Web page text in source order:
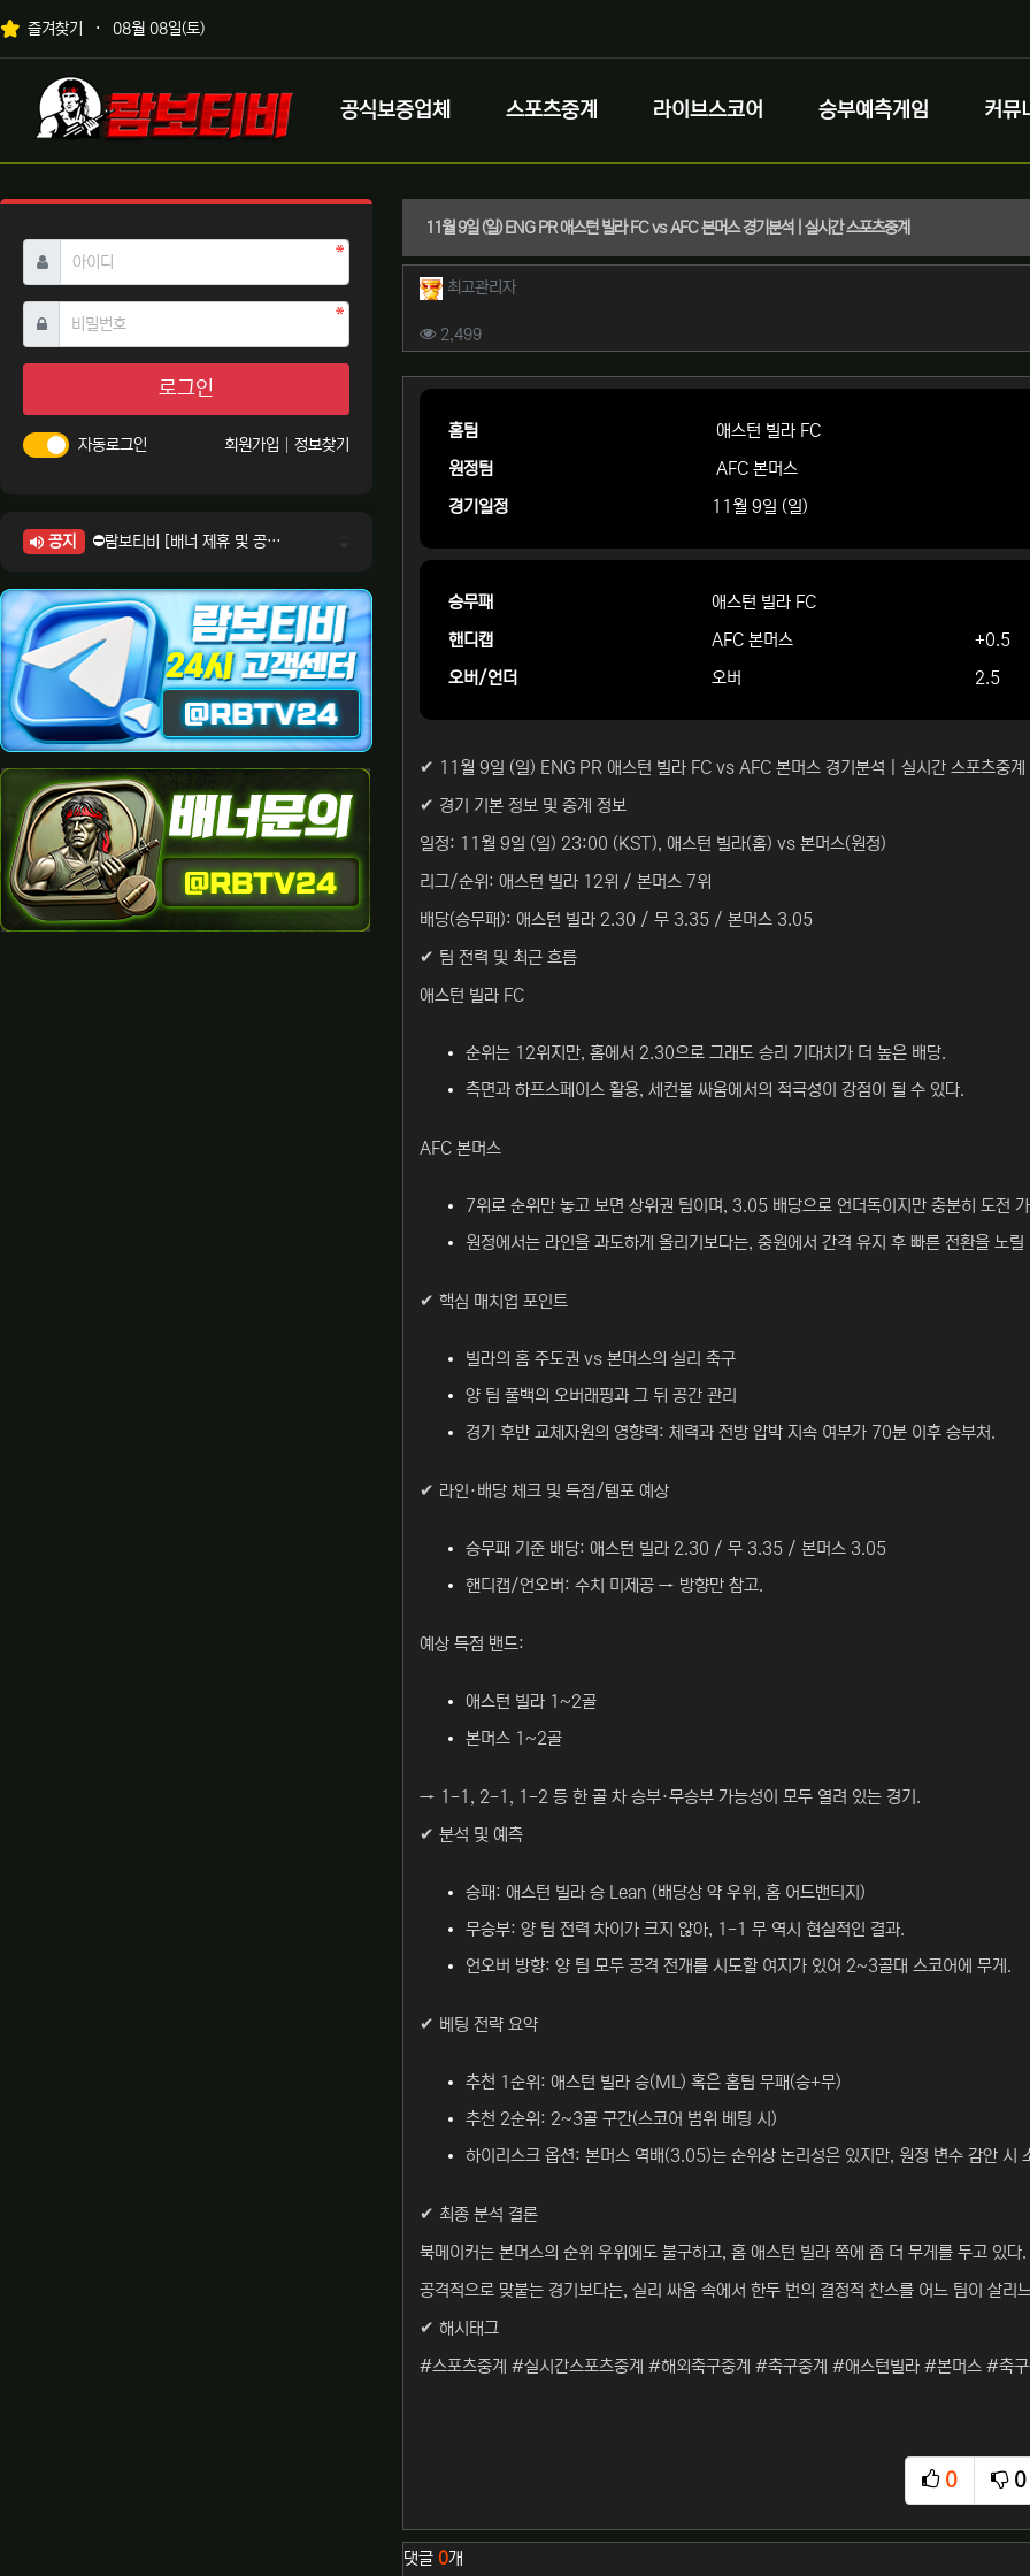
상단 네비
즐겨찾기 08월 08일(토)
메인 메뉴
로고
공식보증업체 스포츠중계 라이브스코어 승부예측게임 커뮤
11월 9일 (일) ENG PR 애스턴 빌라 FC vs AFC 본머스 경기분석 | 실시간 스포츠중계
작성자 정보
최고관리자작성
컨텐츠 정보
2,499조회
본문
홈팀
애스턴 빌라 FC
원정팀
AFC 본머스
경기일정
11월 9일 (일)
승무패 애스턴 빌라 FC
핸디캡
AFC 본머스 +0.5
오버/언더
오버 2.5
✔ 11월 9일 (일) ENG PR 애스턴 빌라 FC vs AFC 본머스 경기분석 | 실시간 스포츠중계
✔ 경기 기본 정보 및 중계 정보
일정: 11월 9일 (일) 23:00 (KST), 애스턴 빌라(홈) vs 본머스(원정)
리그/순위: 애스턴 빌라 12위 / 본머스 7위
배당(승무패): 애스턴 빌라 2.30 / 무 3.35 / 본머스 3.05
✔ 팀 전력 및 최근 흐름
애스턴 빌라 FC
순위는 12위지만, 홈에서 2.30으로 그래도 승리 기대치가 더 높은 배당.
측면과 하프스페이스 활용, 세컨볼 싸움에서의 적극성이 강점이 될 수 있다.
AFC 본머스
7위로 순위만 놓고 보면 상위권 팀이며, 3.05 배당으로 언더독이지만 충분히 도전
원정에서는 라인을 과도하게 올리기보다는, 중원에서 간격 유지 후 빠른 전환을 노릴
✔ 핵심 매치업 포인트
빌라의 홈 주도권 vs 본머스의 실리 축구
양 팀 풀백의 오버래핑과 그 뒤 공간 관리
경기 후반 교체자원의 영향력: 체력과 전방 압박 지속 여부가 70분 이후 승부처.
✔ 라인·배당 체크 및 득점/템포 예상
승무패 기준 배당: 애스턴 빌라 2.30 / 무 3.35 / 본머스 3.05
핸디캡/언오버: 수치 미제공 → 방향만 참고.
예상 득점 밴드:
애스턴 빌라 1~2골
본머스 1~2골
→ 1-1, 2-1, 1-2 등 한 골 차 승부·무승부 가능성이 모두 열려 있는 경기.
✔ 분석 및 예측
승패: 애스턴 빌라 승 Lean (배당상 약 우위, 홈 어드밴티지)
무승부: 양 팀 전력 차이가 크지 않아, 1-1 무 역시 현실적인 결과.
언오버 방향: 양 팀 모두 공격 전개를 시도할 여지가 있어 2~3골대 스코어에 무게.
✔ 베팅 전략 요약
추천 1순위: 애스턴 빌라 승(ML) 혹은 홈팀 무패(승+무)
추천 2순위: 2~3골 구간(스코어 범위 베팅 시)
하이리스크 옵션: 본머스 역배(3.05)는 순위상 논리성은 있지만, 원정 변수 감안 시
✔ 최종 분석 결론
북메이커는 본머스의 순위 우위에도 불구하고, 홈 애스턴 빌라 쪽에 좀 더 무게를 두고 있다.
공격적으로 맞붙는 경기보다는, 실리 싸움 속에서 한두 번의 결정적 찬스를 어느 팀이 살리
✔ 해시태그
#스포츠중계 #실시간스포츠중계 #해외축구중계 #축구중계 #애스턴빌라 #본머스 #축
0
추천
0
비
관련자료
댓글 0개
아이디 필수
비밀번호필수
로그인
자동로그인 회원가입 정보찾기
공지
⛔람보티비 [배너 제휴 및 공식 입점 문의 안내]
⛔람보티비 [정회원 등급UP! 안내사항]
⛔람보티비 [채팅방 이용시 주의사항]
⛔람보티비 [공식보증업체 안내]